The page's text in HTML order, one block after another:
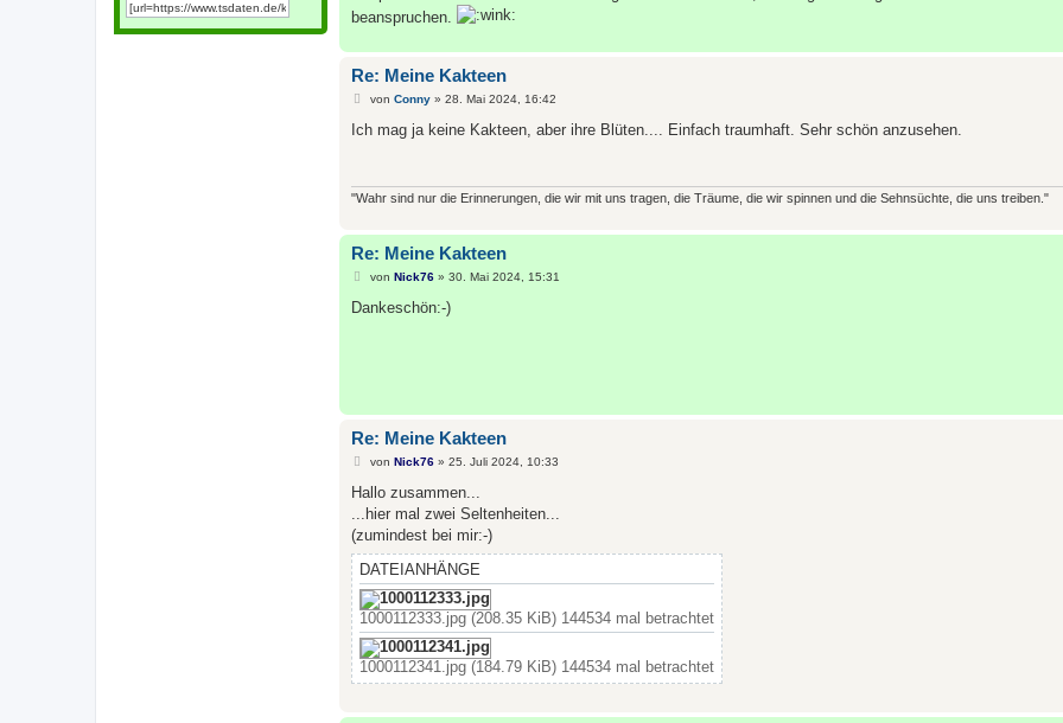
beanspruchen.
Re: Meine Kakteen
B
i
von Conny» 28. Mai 2024, 16:42
Ich mag ja keine Kakteen, aber ihre Blüten.... Einfach traumhaft. Sehr schön anzusehen.
"Wahr sind nur die Erinnerungen, die wir mit uns tragen, die Träume, die wir spinnen und die Sehnsüchte, die uns treiben."
Re: Meine Kakteen
B
i
von Nick76» 30. Mai 2024, 15:31
Dankeschön:-)
Re: Meine Kakteen
B
i
r
a
von Nick76» 25. Juli 2024, 10:33
Hallo zusammen...
...hier mal zwei Seltenheiten...
(zumindest bei mir:-)
DATEIANHÄNGE
1000112333.jpg (208.35 KiB) 144534 mal betrachtet
1000112341.jpg (184.79 KiB) 144534 mal betrachtet